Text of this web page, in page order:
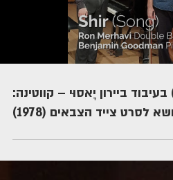
מאיירס (1930–1993) בעיבוד ביירון יָאסוּי – קווטינה:
לסרט צייד הצבאים (1978)